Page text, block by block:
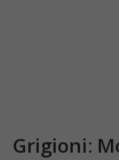
Grigioni: